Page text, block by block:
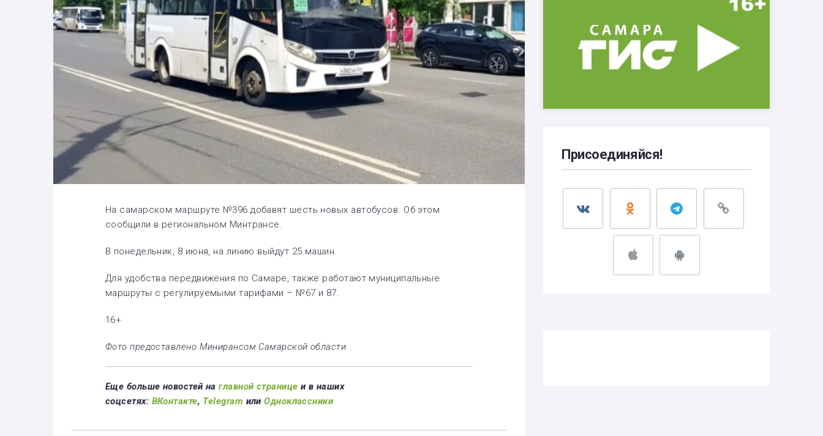
На самарском маршруте №396 добавят шесть новых автобусов. Об этом
сообщили в региональном Минтрансе.
В понедельник, 8 июня, на линию выйдут 25 машин.
Для удобства передвижения по Самаре, также работают муниципальные
маршруты с регулируемыми тарифами – №67 и 87.
16+
Фото предоставлено Минирансом Самарской области
Еще больше новостей наглавной странице и в наших
соцсетях: ВКонтакте, Telegram илиОдноклассники
Присоединяйся!